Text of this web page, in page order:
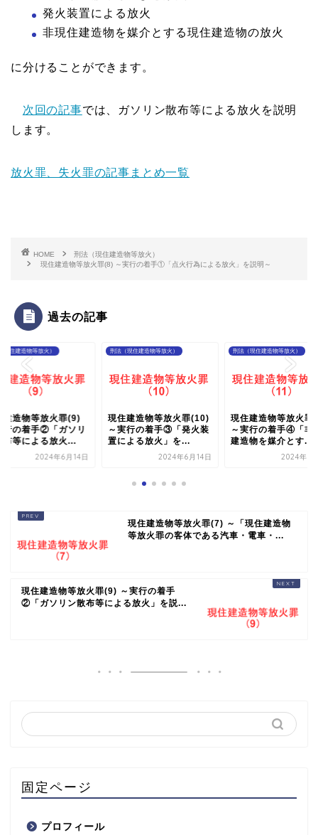
発火装置による放火
非現住建造物を媒介とする現住建造物の放火
に分けることができます。
次回の記事では、ガソリン散布等による放火を説明
します。
放火罪、失火罪の記事まとめ一覧
HOME
刑法（現住建造物等放火）
現住建造物等放火罪(8) ～実行の着手①「点火行為による放火」を説明～
過去の記事
現住建造物等放火）
建造物等放火罪(9)
行の着手②「ガソリ
布等による放火...
2024年6月14日
刑法（現住建造物等放火）
現住建造物等放火罪(10)
～実行の着手③「発火装
置による放火」を...
2024年6月14日
刑法（現住建造物等放火）
現住建造物等放火罪
～実行の着手④「非
建造物を媒介とす...
2024年6
現住建造物等放火罪(7) ～「現住建造物
等放火罪の客体である汽車・電車・...
現住建造物等放火罪(9) ～実行の着手
②「ガソリン散布等による放火」を説...
固定ページ
プロフィール